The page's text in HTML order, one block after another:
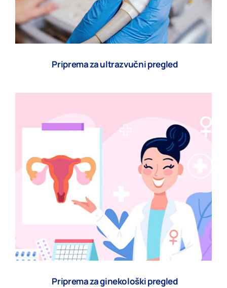
Priprema za ultrazvučni pregled
Priprema za ginekološki pregled